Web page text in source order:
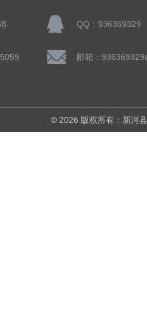
QQ：936369329
邮箱：
© 2026 版权所有：新河